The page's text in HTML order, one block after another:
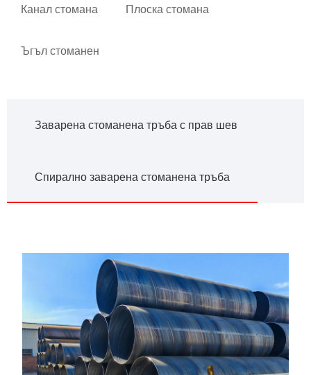
Канал стомана Плоска стомана
Ъгъл стоманен
Заварена стоманена тръба с прав шев
Спирално заварена стоманена тръба